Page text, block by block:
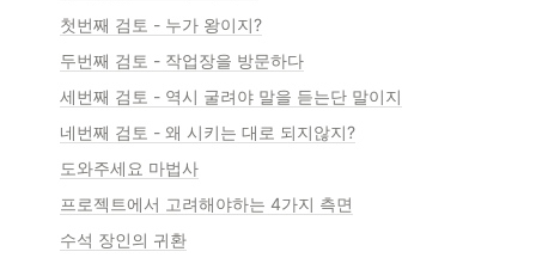
첫번째 검토 - 누가 왕이지?
두번째 검토 - 작업장을 방문하다
세번째 검토 - 역시 굴려야 말을 듣는단 말이지
네번째 검토 - 왜 시키는 대로 되지않지?
도와주세요 마법사
프로젝트에서 고려해야하는 4가지 측면
수석 장인의 귀환